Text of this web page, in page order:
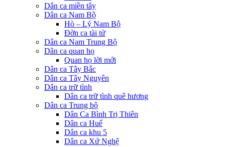
Dân ca miền tây
Dân ca Nam Bộ
Hò – Lý Nam Bộ
Đờn ca tài tử
Dân ca Nam Trung Bộ
Dân ca quan họ
Quan họ lời mới
Dân ca Tây Bắc
Dân ca Tây Nguyên
Dân ca trữ tình
Dân ca trữ tình quê hương
Dân ca Trung bộ
Dân Ca Bình Trị Thiên
Dân ca Huế
Dân ca khu 5
Dân ca Xứ Nghệ